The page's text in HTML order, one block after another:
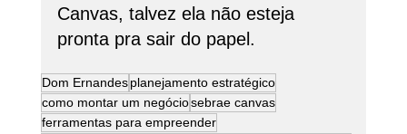
Canvas, talvez ela não esteja
pronta pra sair do papel.
Dom Ernandes planejamento estratégico
como montar um negóciosebrae canvas
ferramentas para empreender